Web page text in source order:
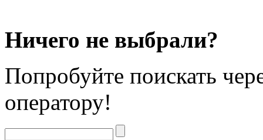
Ничего не выбрали?
Попробуйте поискать
оператору!